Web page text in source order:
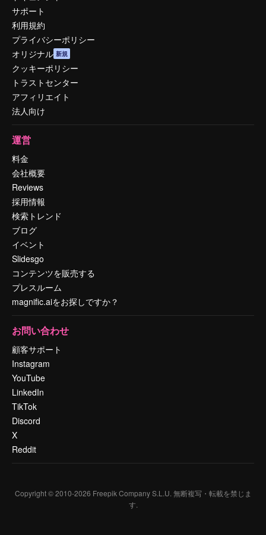
サポート
利用規約
プライバシーポリシー
オリジナル 新規
クッキーポリシー
トラストセンター
アフィリエイト
法人向け
運営
料金
会社概要
Reviews
採用情報
検索トレンド
ブログ
イベント
Slidesgo
コンテンツを販売する
プレスルーム
magnific.aiをお探しですか？
お問い合わせ
顧客サポート
Instagram
YouTube
LinkedIn
TikTok
Discord
X
Reddit
Copyright © 2010-2026 Freepik Company S.L.U. 無断複写・転載を禁じま
す.